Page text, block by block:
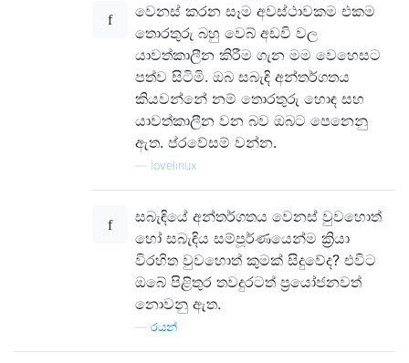
වෙනස් කරන සෑම අවස්ථාවකම එකම
තොරතුරු බහු වෙබ් අඩවි වල
යාවත්කාලීන කිරීම ගැන මම වෙහෙසට
පත්ව සිටිමි. ඔබ සබැඳි අන්තර්ගතය
කියවන්නේ නම් තොරතුරු හොඳ සහ
යාවත්කාලීන වන බව ඔබට පෙනෙනු
ඇත. ප්රවේසම් වන්න.
lovelinux
සබැඳියේ අන්තර්ගතය වෙනස් වුවහොත්
හෝ සබැඳිය සම්පූර්ණයෙන්ම ක්‍රියා
විරහිත වුවහොත් කුමක් සිදුවේද? එවිට
ඔබේ පිළිතුර තවදුරටත් ප්‍රයෝජනවත්
නොවනු ඇත.
රයන්